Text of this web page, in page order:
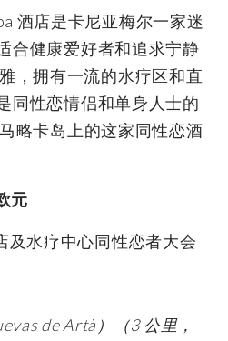
酒店是卡尼亚梅尔一家迷
合健康爱好者和追求宁静
，拥有一流的水疗区和直
同性恋情侣和单身人士的
略卡岛上的这家同性恋酒
元
de Artà）（3 公里，